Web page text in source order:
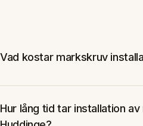
Vad kostar markskruv
Hur lång tid tar installation